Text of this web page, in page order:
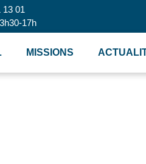
13 01
17h
MISSIONS